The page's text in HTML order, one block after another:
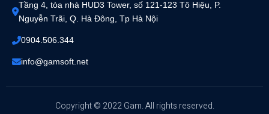
Tầng 4, tòa nhà HUD3 Tower, số 121-123 Tô Hiệu, P.
Nguyễn Trãi, Q. Hà Đông, Tp Hà Nội
0904.506.344
info@gamsoft.net
Copyright © 2022 Gam. All rights reserved.